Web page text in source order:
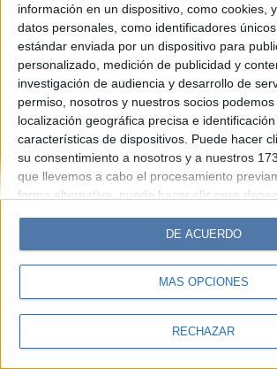
información en un dispositivo, como cookies,
datos personales, como identificadores
estándar enviada por un dispositivo para
personalizado, medición de publicidad y
investigación de audiencia y desarrollo de
permiso, nosotros y nuestros socios
localización geográfica precisa e
características de dispositivos. Puede hacer
su consentimiento a nosotros y a nuestros
que llevemos a cabo el procesamiento
forma alternativa, puede hacer clic para
cambiar sus preferencias antes de otorgar su
Tenga en cuenta que algún procesamiento
personales puede no requerir de su
tiene el derecho de rechazar tal
sus preferencias o retirar su consentimiento
MÁS OPCIONES
RECHAZAR
DE ACUERDO
© Perfil.com 2006-2019 - Todos los
Registro de Propiedad Intelectual: